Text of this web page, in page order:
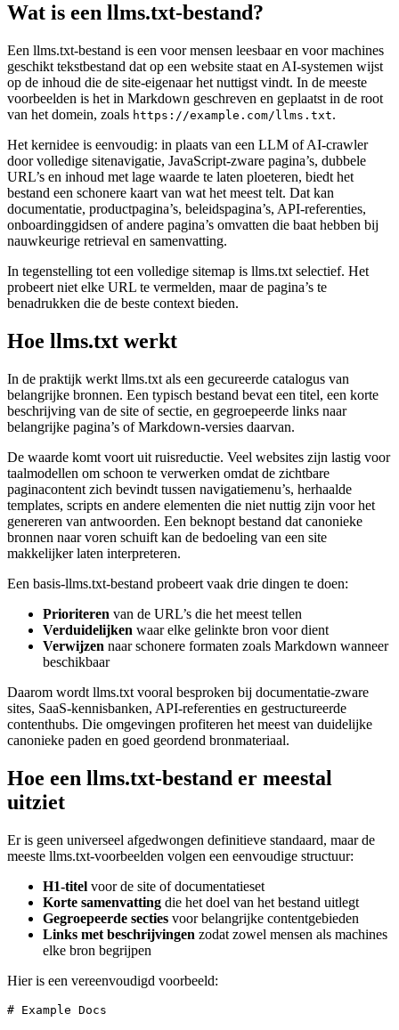
Wat is een llms.txt-bestand?
Een llms.txt‑bestand is een voor mensen leesbaar en voor machines
geschikt tekstbestand dat op een website staat en AI‑systemen wijst
op de inhoud die de site‑eigenaar het nuttigst vindt. In de meeste
voorbeelden is het in Markdown geschreven en geplaatst in de root
van het domein, zoals https://example.com/llms.txt.
Het kernidee is eenvoudig: in plaats van een LLM of AI‑crawler
door volledige sitenavigatie, JavaScript‑zware pagina’s, dubbele
URL’s en inhoud met lage waarde te laten ploeteren, biedt het
bestand een schonere kaart van wat het meest telt. Dat kan
documentatie, productpagina’s, beleids­pagina’s, API‑referenties,
onboarding­gidsen of andere pagina’s omvatten die baat hebben bij
nauwkeurige retrieval en samenvatting.
In tegenstelling tot een volledige sitemap is llms.txt selectief. Het
probeert niet elke URL te vermelden, maar de pagina’s te
benadrukken die de beste context bieden.
Hoe llms.txt werkt
In de praktijk werkt llms.txt als een gecureerde catalogus van
belangrijke bronnen. Een typisch bestand bevat een titel, een korte
beschrijving van de site of sectie, en gegroepeerde links naar
belangrijke pagina’s of Markdown‑versies daarvan.
De waarde komt voort uit ruisreductie. Veel websites zijn lastig voor
taalmodellen om schoon te verwerken omdat de zichtbare
paginacontent zich bevindt tussen navigatiemenu’s, herhaalde
templates, scripts en andere elementen die niet nuttig zijn voor het
genereren van antwoorden. Een beknopt bestand dat canonieke
bronnen naar voren schuift kan de bedoeling van een site
makkelijker laten interpreteren.
Een basis‑llms.txt‑bestand probeert vaak drie dingen te doen:
Prioriteren van de URL’s die het meest tellen
Verduidelijken waar elke gelinkte bron voor dient
Verwijzen naar schonere formaten zoals Markdown wanneer
beschikbaar
Daarom wordt llms.txt vooral besproken bij documentatie‑zware
sites, SaaS‑kennisbanken, API‑referenties en gestructureerde
contenthubs. Die omgevingen profiteren het meest van duidelijke
canonieke paden en goed geordend bronmateriaal.
Hoe een llms.txt‑bestand er meestal
uitziet
Er is geen universeel afgedwongen definitieve standaard, maar de
meeste llms.txt‑voorbeelden volgen een eenvoudige structuur:
H1‑titel voor de site of documentatieset
Korte samenvatting die het doel van het bestand uitlegt
Gegroepeerde secties voor belangrijke contentgebieden
Links met beschrijvingen zodat zowel mensen als machines
elke bron begrijpen
Hier is een vereenvoudigd voorbeeld:
# Example Docs